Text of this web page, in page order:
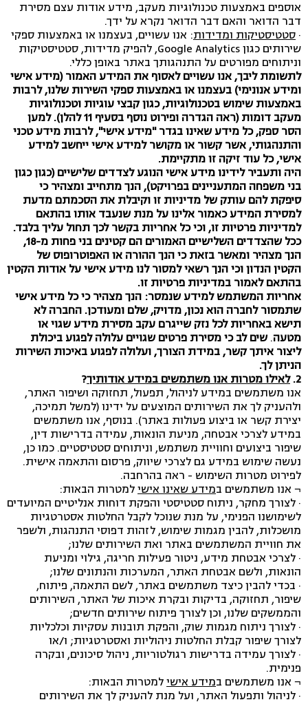
אוספים באמצעות טכנולוגיות מעקב, מידע אודות עצם מסירת
דבר הדואר והאם דבר הדואר נקרא על ידך.
· סטטיסטיקות ומדידות: אנו עשויים, בעצמנו או באמצעות ספקי
שירותים כגון Google Analytics, להפיק מדידות, סטטיסטיקות
וניתוחים מפורטים על התנהגותך באתר באופן כללי.
לתשומת ליבך, אנו עשויים לאסוף את המידע האמור (מידע אישי
ומידע אנונימי) בעצמנו או באמצעות ספקי השירות שלנו, לרבות
באמצעות שימוש בטכנולוגיות, כגון קבצי עוגיות וטכנולוגיות
מעקב דומות (ראה הגדרה ופירוט נוסף בסעיף ‏11 להלן). למען
הסר ספק, כל מידע שאינו בגדר "מידע אישי", לרבות מידע טכני
והתנהגותי, אשר קשור או מקושר למידע אישי ייחשב למידע
אישי, כל עוד זיקה זו מתקיימת.
היה ותעביר לידינו מידע אישי הנוגע לצדדים שלישיים (כגון כגון
בני משפחה המתעניינים בפרויקט), הנך מתחייב ומצהיר כי
סיפקת להם עותק של מדיניות זו וקיבלת את הסכמתם מדעת
למסירת המידע כאמור אלינו על מנת שנעבד אותו בהתאם
למדיניות פרטיות זו, וכי כל אחריות בקשר לכך תחול עליך בלבד.
ככל שהצדדים השלישיים האמורים הם קטינים בני פחות מ-18,
הנך מצהיר ומאשר בזאת כי הנך ההורה או האפוטרופוס של
הקטין הנדון וכי הנך רשאי למסור לנו מידע אישי על אודות הקטין
בהתאם לאמור במדיניות פרטיות זו.
אחריות המשתמש למידע שנמסר: הנך מצהיר כי כל מידע אישי
שתמסור לחברה הוא נכון, מדויק, שלם ומעודכן. החברה לא
תישא באחריות לכל נזק שייגרם עקב מסירת מידע שגוי או
מטעה. שים לב כי מסירת פרטים שגויים עלולה לפגוע ביכולת
ליצור איתך קשר, במידת הצורך, ועלולה לפגוע באיכות השירות
הניתן לך.
2. לאילו מטרות אנו משתמשים במידע אודותיך?
אנו משתמשים במידע לניהול, תפעול, תחזוקה ושיפור האתר,
ולהעניק לך את השירותים המוצעים על ידינו (למשל תמיכה,
יצירת קשר או ביצוע פעולות באתר). בנוסף, אנו משתמשים
במידע לצרכי אבטחה, מניעת הונאות, עמידה בדרישות דין,
שיפור ביצועים וחוויית משתמש, וניתוחים סטטיסטיים. כמו כן,
נעשה שימוש במידע גם לצרכי שיווק, פרסום והתאמה אישית.
לפירוט מטרות השימוש - ראה בהרחבה.
¬ אנו משתמשים במידע שאינו אישי למטרות הבאות:
· לצורך מחקר, ניתוח סטטיסטי והפקת דוחות אנליטיים המיועדים
לשימושנו הפנימי, על מנת שנוכל לקבל החלטות אסטרטגיות
מושכלות, להבין מגמות שימוש, לזהות דפוסי התנהגות, ולשפר
את חוויית המשתמשים באתר ואת השירותים שלנו;
· לצרכי אבטחת מידע, ניטור פעילות חריגה, גילוי ומניעת
הונאות, ולשם אבטחת האתר, המערכות והנתונים שלנו;
· בכדי להבין כיצד משתמשים באתר, לשם התאמה, פיתוח,
שיפור, תחזוקה, בדיקות ובקרת איכות של האתר, השירותים
והממשקים שלנו, וכן לצורך פיתוח שירותים חדשים;
· לצורך ניתוח מגמות שוק, והפקת תובנות עסקיות וכלכליות
לצורך שיפור קבלת החלטות ניהוליות ואסטרטגיות; ו/או
· לצורך עמידה בדרישות רגולטוריות, ניהול סיכונים, ובקרה
פנימית.
¬ אנו משתמשים במידע אישי למטרות הבאות:
· לניהול ותפעול האתר, ועל מנת להעניק לך את השירותים